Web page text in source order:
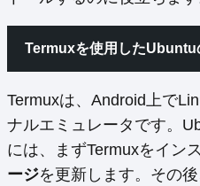
Termuxを使用したUbuntu
Termuxは、Android上で
ナルエミュレータです。
には、まずTermuxをイン
ージを更新します。その後